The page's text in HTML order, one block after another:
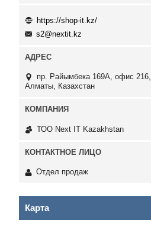
https://shop-it.kz/
s2@nextit.kz
пр. Райымбека 169А, офис 216,
Алматы, Казахстан
ТОО Next IT Kazakhstan
Отдел продаж
Карта